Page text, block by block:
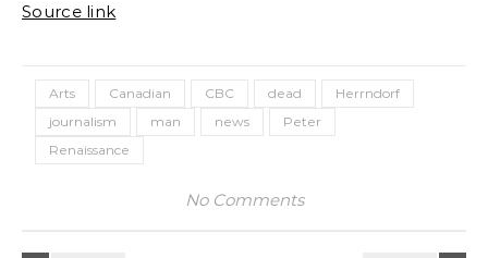
Source link
Arts Canadian CBC dead
Herrndorf
journalism
man news
Peter
Renaissance
No Comments